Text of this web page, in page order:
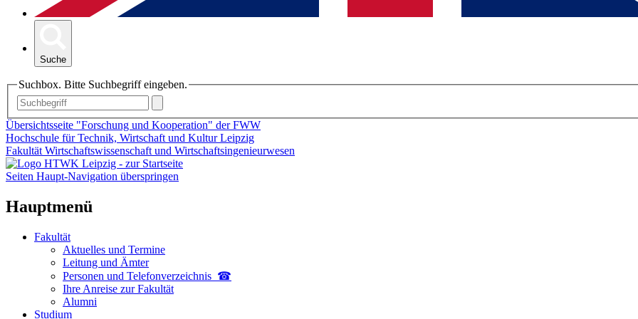
Suche
Suchbox. Bitte Suchbegriff eingeben.
Übersichtsseite "Forschung und Kooperation" der FWW
Hochschule für Technik, Wirtschaft und Kultur Leipzig
Fakultät Wirtschaftswissenschaft und Wirtschaftsingenieurwesen
Seiten Haupt-Navigation überspringen
Hauptmenü
Fakultät
Aktuelles und Termine
Leitung und Ämter
Personen und Telefon­verzeichnis ☎
Ihre Anreise zur Fakultät
Alumni
Studium